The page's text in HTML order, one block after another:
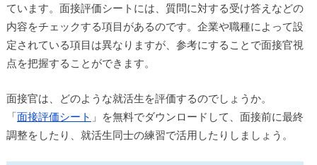
ています。面接評価シートには、質問に対する受け答えなどの
内容をチェックする項目があるのです。企業や職種によって設
定されている項目は異なりますが、参考にすることで面接官視
点を把握することができます。
面接官は、どのような就活生を評価するのでしょうか。
「面接評価シート 」を無料でダウンロードして、面接前に最終
調整をしたり、就活生同士の練習で活用したりしましょう。